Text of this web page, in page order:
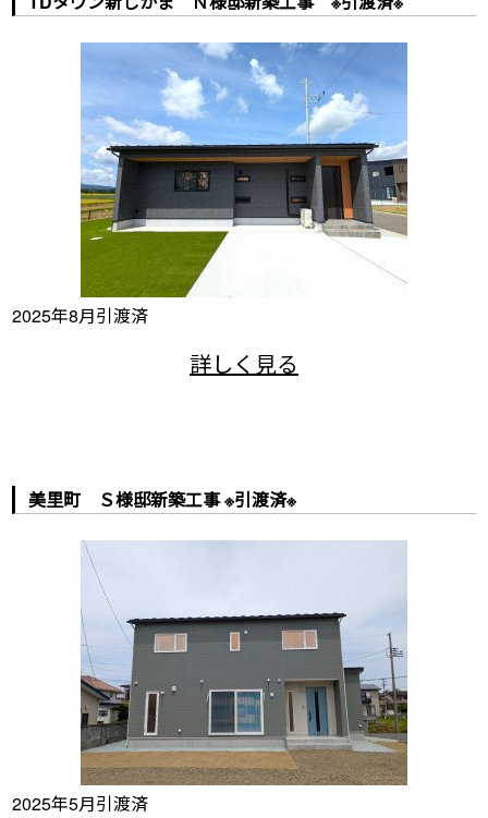
2025年8月引渡済
美里町 Ｓ様邸新築工事 ※引渡済※
2025年5月引渡済